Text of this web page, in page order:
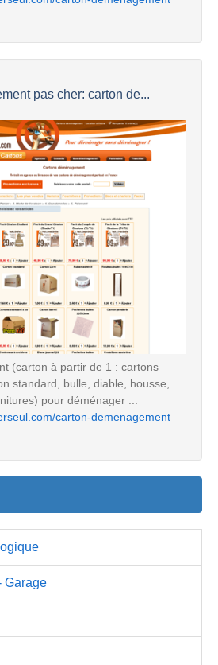
pas cher: carton de...
(carton à partir de 1 : cartons
standard, bulle, diable, housse,
pour déménager ...
carton-demenagement
Garage